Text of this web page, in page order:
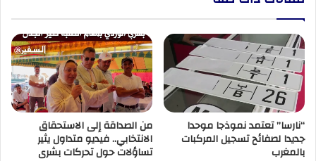
“نارسا” تعتمد نموذجا موحدا
جديدا لصفائح تسجيل المركبات
بالمغرب
من الصداقة إلى الاستحقاق
الانتخابي.. فيديو متداول يثير
تساؤلات حول تحركات بشرى